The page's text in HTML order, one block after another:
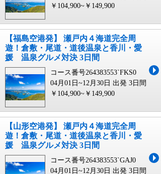
￥104,900~￥149,900
【福島空港発】 瀬戸内４海道完全周
遊！倉敷・尾道・道後温泉と香川・愛
媛 温泉グルメ対決 3日間
コース番号264383553`FKS0
04月01日~12月30日 出発 3日間
￥104,900~￥149,900
【山形空港発】 瀬戸内４海道完全周
遊！倉敷・尾道・道後温泉と香川・愛
媛 温泉グルメ対決 3日間
コース番号264383553`GAJ0
04月01日~12月30日 出発 3日間